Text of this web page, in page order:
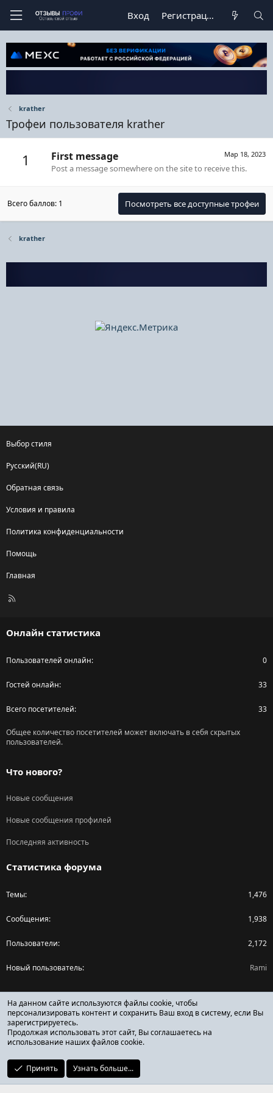
Вход Регистрация
krather
Трофеи пользователя krather
1 Мар 18, 2023
First message
Post a message somewhere on the site to receive this.
Всего баллов: 1 Посмотреть все доступные трофеи
krather
Выбор стиля
Русский(RU)
Обратная связь
Условия и правила
Политика конфиденциальности
Помощь
Главная
R
Онлайн статистика
Пользователей онлайн 0
Гостей онлайн 33
Всего посетителей 33
Общее количество посетителей может включать в себя скрытых
пользователей.
Что нового?
Новые сообщения
Новые сообщения профилей
Последняя активность
Статистика форума
Темы 1,476
Сообщения 1,938
Пользователи 2,172
Новый пользователь Rami
Поделиться страницей
Facebook
X (Twitter)
Reddit
ОТЗЫВЫ ОНЛАЙН ФОРУМ
На данном сайте используются файлы cookie, чтобы
персонализировать контент и сохранить Ваш вход в систему, если Вы
зарегистрируетесь.
Продолжая использовать этот сайт, Вы соглашаетесь на
использование наших файлов cookie.
Принять Узнать больше...